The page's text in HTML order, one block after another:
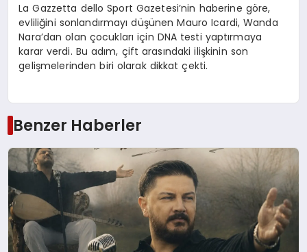
La Gazzetta dello Sport Gazetesi’nin haberine göre,
evliliğini sonlandırmayı düşünen Mauro Icardi, Wanda
Nara’dan olan çocukları için DNA testi yaptırmaya
karar verdi. Bu adım, çift arasındaki ilişkinin son
gelişmelerinden biri olarak dikkat çekti.
Benzer Haberler